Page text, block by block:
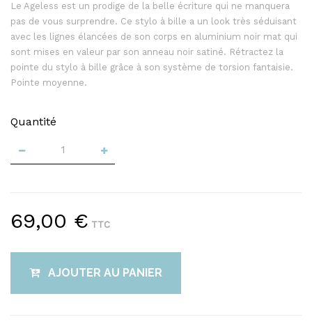
Le Ageless est un prodige de la belle écriture qui ne manquera
pas de vous surprendre. Ce stylo à bille a un look très séduisant
avec les lignes élancées de son corps en aluminium noir mat qui
sont mises en valeur par son anneau noir satiné. Rétractez la
pointe du stylo à bille grâce à son système de torsion fantaisie.
Pointe moyenne.
Quantité
69,00 € TTC
AJOUTER AU PANIER